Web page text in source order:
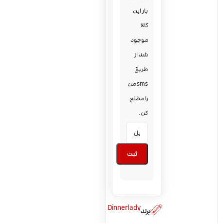
بار این
کالا
موجود
شد از
طریق
sms من
را مطلع
کن.
ثبت
برندDinnerlady